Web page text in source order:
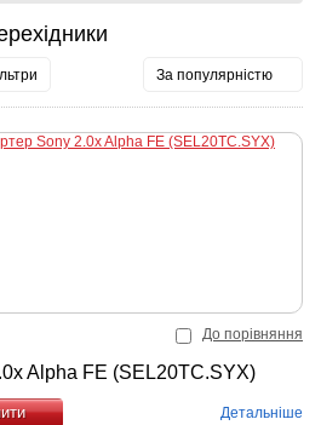
За популярністю
До порівняння
Alpha FE (SEL20TC.SYX)
Детальніше